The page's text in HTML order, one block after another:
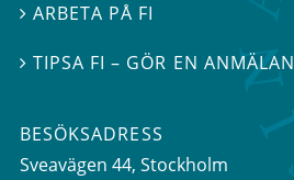
ARBETA PÅ FI
TIPSA FI – GÖR EN ANMÄLAN
BESÖKSADRESS
Sveavägen 44, Stockholm